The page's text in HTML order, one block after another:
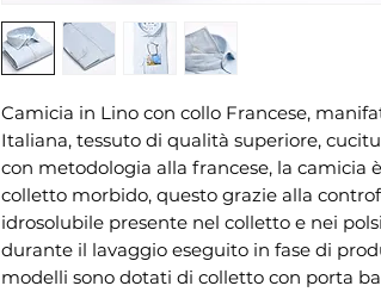
Camicia in Lino con collo Francese,
Italiana, tessuto di qualità superiore,
con metodologia alla francese, la camicia
colletto morbido, questo grazie alla
idrosolubile presente nel colletto e nei
durante il lavaggio eseguito in fase di
modelli sono dotati di colletto con porta